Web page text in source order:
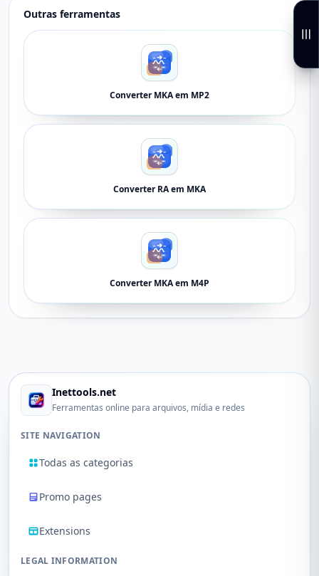
Outras ferramentas
Converter MKA em MP2
Converter RA em MKA
Converter MKA em M4P
Inettools.net
Ferramentas online para arquivos, mídia e redes
SITE NAVIGATION
Todas as categorias
Promo pages
Extensions
LEGAL INFORMATION